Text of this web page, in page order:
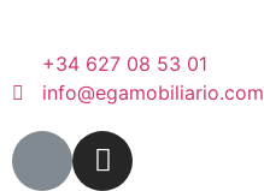
+34 627 08 53 01
info@egamobiliario.com